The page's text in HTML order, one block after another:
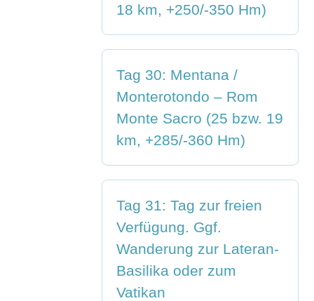
18 km, +250/-350 Hm)
Tag 30: Mentana /
Monterotondo – Rom
Monte Sacro (25 bzw. 19
km, +285/-360 Hm)
Tag 31: Tag zur freien
Verfügung. Ggf.
Wanderung zur Lateran-
Basilika oder zum
Vatikan